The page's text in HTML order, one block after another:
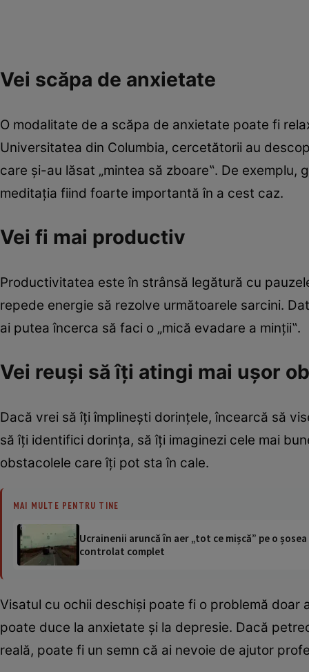
Vei scăpa de anxietate
O modalitate de a scăpa de anxietate poate fi
Universitatea din Columbia, cercetătorii au
care şi-au lăsat „mintea să zboare‟. De
meditaţia fiind foarte importantă în a cest caz.
Vei fi mai productiv
Productivitatea este în strânsă legătură cu
repede energie să rezolve următoarele sarcini.
ai putea încerca să faci o „mică evadare a minţii‟.
Vei reuşi să îţi atingi mai uşor
Dacă vrei să îţi împlineşti dorinţele, încearcă să
să îţi identifici dorinţa, să îţi imaginezi cele mai
obstacolele care îţi pot sta în cale.
MAI MULTE PENTRU TINE
Ucrainenii aruncă în aer „tot ce mișcă” pe o
controlat complet
Visatul cu ochii deschişi poate fi o problemă
poate duce la anxietate şi la depresie. Dacă
reală, poate fi un semn că ai nevoie de ajutor